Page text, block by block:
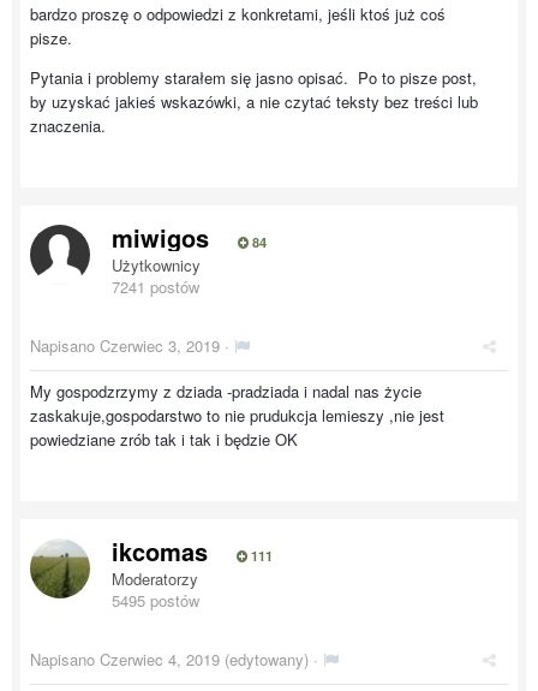
bardzo proszę o odpowiedzi z konkretami, jeśli ktoś już coś
pisze.
Pytania i problemy starałem się jasno opisać. Po to pisze post,
by uzyskać jakieś wskazówki, a nie czytać teksty bez treści lub
znaczenia.
miwigos 84
Użytkownicy
7241 postów
Napisano Czerwiec 3, 2019 ·
My gospodzrzymy z dziada -pradziada i nadal nas życie
zaskakuje,gospodarstwo to nie prudukcja lemieszy ,nie jest
powiedziane zrób tak i tak i będzie OK
ikcomas 111
Moderatorzy
5495 postów
Napisano Czerwiec 4, 2019 (edytowany) ·